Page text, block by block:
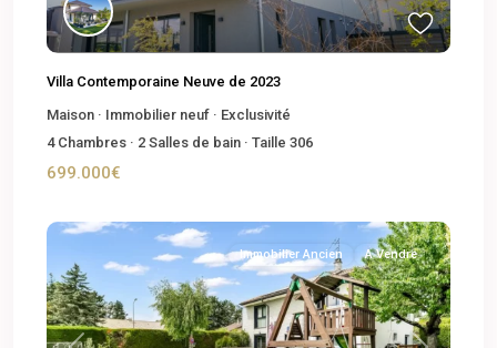
Villa Contemporaine Neuve de 2023
Maison · Immobilier neuf · Exclusivité
4Chambres · 2 Salles de bain · Taille 306
699.000€
Immobilier Ancien A Vendre